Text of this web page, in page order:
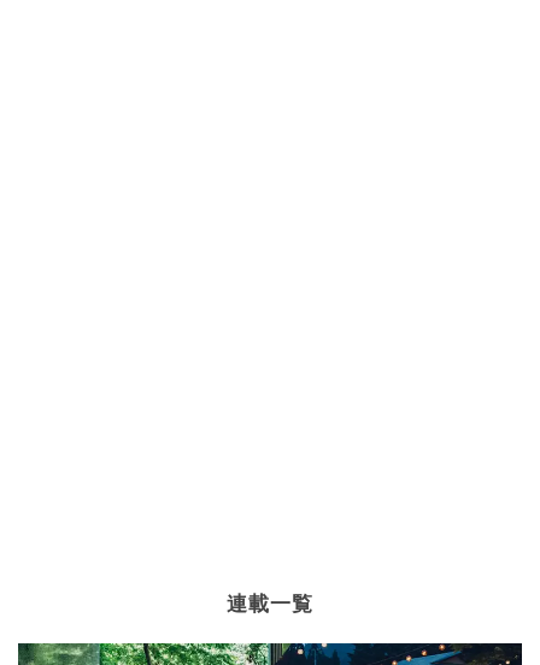
連載一覧